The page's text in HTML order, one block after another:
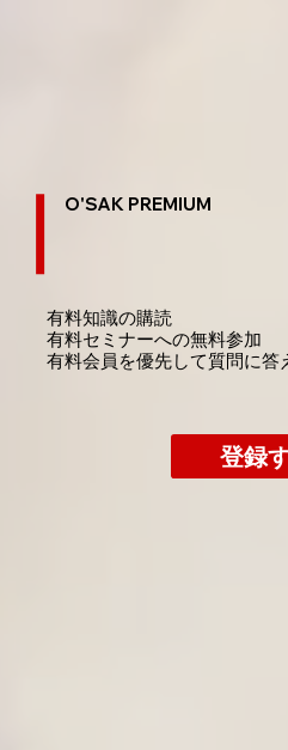
O'SAK PREMIUM
有料知識の購読
​有料セミナーへの無料参加
有料会員を優先して質問に答
登録